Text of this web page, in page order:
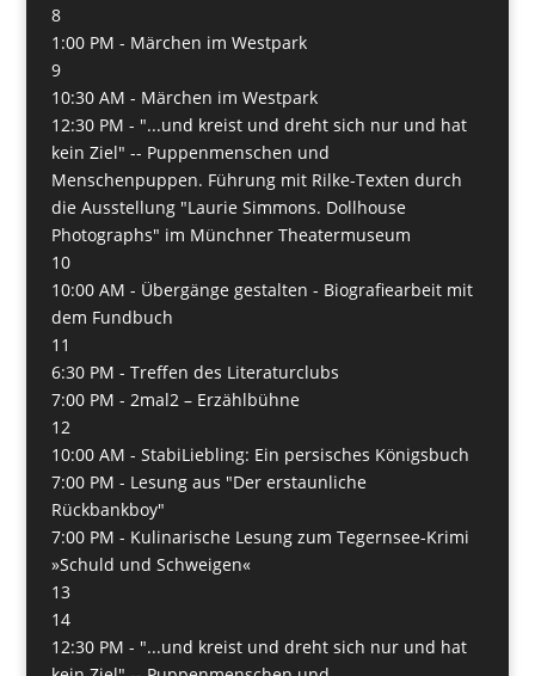
8
1:00 PM - Märchen im Westpark
9
10:30 AM - Märchen im Westpark
12:30 PM - "...und kreist und dreht sich nur und hat
kein Ziel" -- Puppenmenschen und
Menschenpuppen. Führung mit Rilke-Texten durch
die Ausstellung "Laurie Simmons. Dollhouse
Photographs" im Münchner Theatermuseum
10
10:00 AM - Übergänge gestalten - Biografiearbeit mit
dem Fundbuch
11
6:30 PM - Treffen des Literaturclubs
7:00 PM - 2mal2 – Erzählbühne
12
10:00 AM - StabiLiebling: Ein persisches Königsbuch
7:00 PM - Lesung aus "Der erstaunliche
Rückbankboy"
7:00 PM - Kulinarische Lesung zum Tegernsee-Krimi
»Schuld und Schweigen«
13
14
12:30 PM - "...und kreist und dreht sich nur und hat